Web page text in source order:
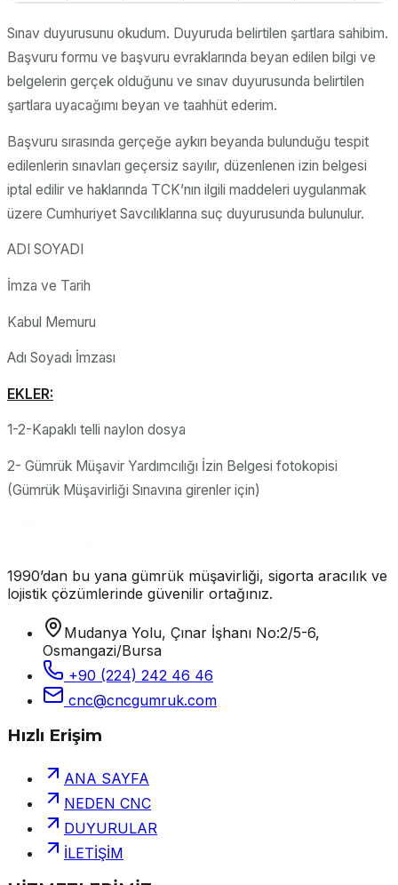
Sınav duyurusunu okudum. Duyuruda belirtilen şartlara sahibim.
Başvuru formu ve başvuru evraklarında beyan edilen bilgi ve
belgelerin gerçek olduğunu ve sınav duyurusunda belirtilen
şartlara uyacağımı beyan ve taahhüt ederim.
Başvuru sırasında gerçeğe aykırı beyanda bulunduğu tespit
edilenlerin sınavları geçersiz sayılır, düzenlenen izin belgesi
iptal edilir ve haklarında TCK’nın ilgili maddeleri uygulanmak
üzere Cumhuriyet Savcılıklarına suç duyurusunda bulunulur.
ADI SOYADI
İmza ve Tarih
Kabul Memuru
Adı Soyadı İmzası
EKLER:
1-2-Kapaklı telli naylon dosya
2- Gümrük Müşavir Yardımcılığı İzin Belgesi fotokopisi
(Gümrük Müşavirliği Sınavına girenler için)
1990’dan bu yana gümrük müşavirliği, sigorta aracılık ve
lojistik çözümlerinde güvenilir ortağınız.
Mudanya Yolu, Çınar İşhanı No:2/5-6,
Osmangazi/Bursa
+90 (224) 242 46 46
cnc@cncgumruk.com
Hızlı Erişim
ANA SAYFA
NEDEN CNC
DUYURULAR
İLETİŞİM